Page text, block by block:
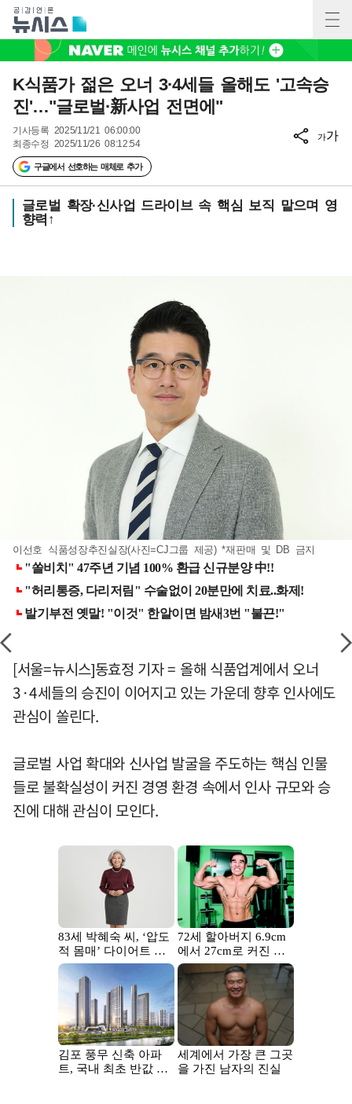
K식품가 젊은 오너 3·4세들 올해도 '고속승
진'…"글로벌·新사업 전면에"
기사등록 2025/11/21 06:00:00
최종수정 2025/11/26 08:12:54
구글에서 선호하는 매체로 추가
가가
글로벌 확장·신사업 드라이브 속 핵심 보직 맡으며 영
향력↑
이선호 식품성장추진실장(사진=CJ그룹 제공) *재판매 및 DB 금지
[서울=뉴시스]동효정 기자 = 올해 식품업계에서 오너
3·4세들의 승진이 이어지고 있는 가운데 향후 인사에도
관심이 쏠린다.
글로벌 사업 확대와 신사업 발굴을 주도하는 핵심 인물
들로 불확실성이 커진 경영 환경 속에서 인사 규모와 승
진에 대해 관심이 모인다.